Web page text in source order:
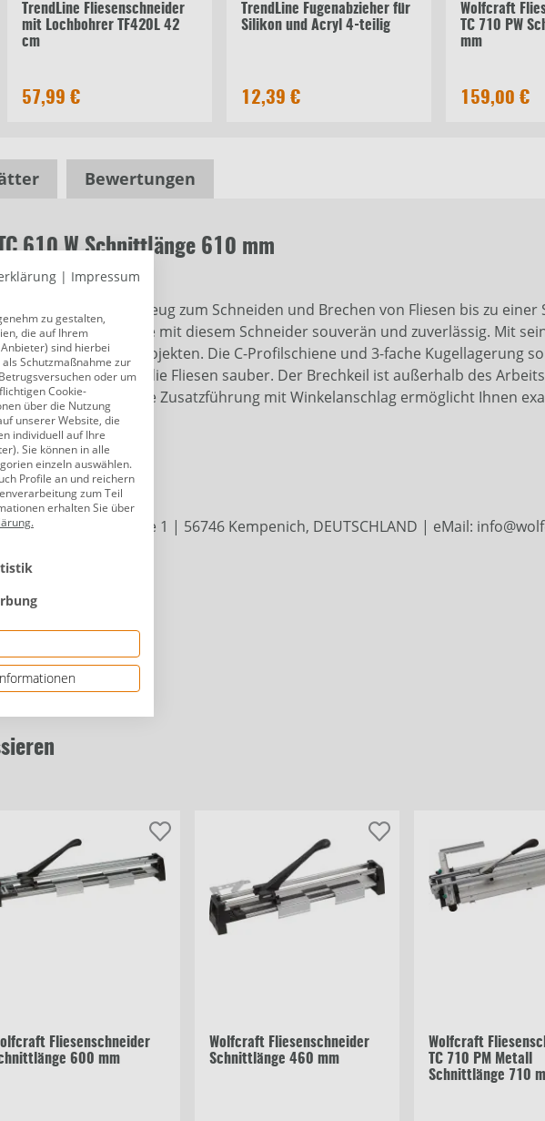
TrendLine Fliesenschneider
mit Lochbohrer TF420L 42
cm
57,99 €
TrendLine Fugenabzieher für
Silikon und Acryl 4-teilig
12,39 €
Wolfcraft
TC 710 PW
mm
159,00 €
Bewertungen
610 W Schnittlänge 610 mm
zuverlässiges Werkzeug zum Schneiden und Brechen von Fliesen bis zu
meistern Sie mit diesem Schneider souverän und zuverlässig. Mit
bei allen Fliesenprojekten. Die C-Profilschiene und 3-fache Kugellagerung
brechen Sie die Fliesen sauber. Der Brechkeil ist außerhalb des
positionieren. Eine Zusatzführung mit Winkelanschlag ermöglicht Ihnen
610 mm
GmbH | Wolffstraße 1 | 56746 Kempenich, DEUTSCHLAND | eMail:
Fliesenschneider
600 mm
Wolfcraft Fliesenschneider
Schnittlänge 460 mm
Wolfcraft
TC 710 PM Metall
Schnittlänge 710
| Impressum
zu gestalten,
die auf Ihrem
sind hierbei
Schutzmaßnahme zur
oder um
Cookie-
über die Nutzung
unserer Website, die
individuell auf Ihre
Sie können in alle
einzeln auswählen.
Profile an und reichern
zum Teil
erhalten Sie über
.